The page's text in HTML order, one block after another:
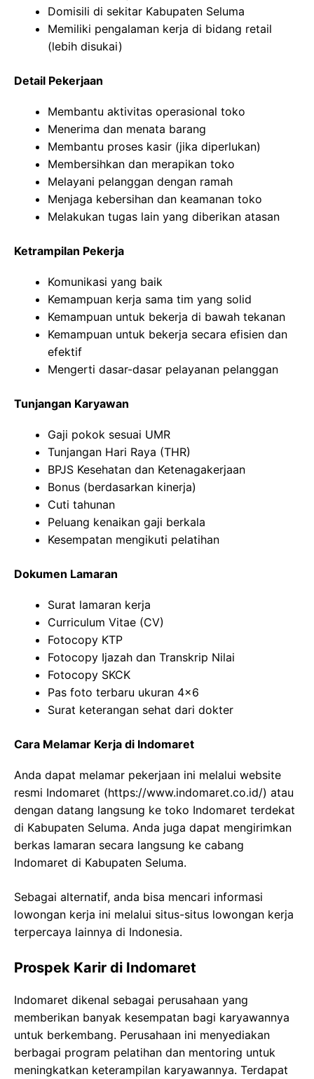
Domisili di sekitar Kabupaten Seluma
Memiliki pengalaman kerja di bidang retail
(lebih disukai)
Detail Pekerjaan
Membantu aktivitas operasional toko
Menerima dan menata barang
Membantu proses kasir (jika diperlukan)
Membersihkan dan merapikan toko
Melayani pelanggan dengan ramah
Menjaga kebersihan dan keamanan toko
Melakukan tugas lain yang diberikan atasan
Ketrampilan Pekerja
Komunikasi yang baik
Kemampuan kerja sama tim yang solid
Kemampuan untuk bekerja di bawah tekanan
Kemampuan untuk bekerja secara efisien dan
efektif
Mengerti dasar-dasar pelayanan pelanggan
Tunjangan Karyawan
Gaji pokok sesuai UMR
Tunjangan Hari Raya (THR)
BPJS Kesehatan dan Ketenagakerjaan
Bonus (berdasarkan kinerja)
Cuti tahunan
Peluang kenaikan gaji berkala
Kesempatan mengikuti pelatihan
Dokumen Lamaran
Surat lamaran kerja
Curriculum Vitae (CV)
Fotocopy KTP
Fotocopy Ijazah dan Transkrip Nilai
Fotocopy SKCK
Pas foto terbaru ukuran 4×6
Surat keterangan sehat dari dokter
Cara Melamar Kerja di Indomaret
Anda dapat melamar pekerjaan ini melalui website
resmi Indomaret (https://www.indomaret.co.id/) atau
dengan datang langsung ke toko Indomaret terdekat
di Kabupaten Seluma. Anda juga dapat mengirimkan
berkas lamaran secara langsung ke cabang
Indomaret di Kabupaten Seluma.
Sebagai alternatif, anda bisa mencari informasi
lowongan kerja ini melalui situs-situs lowongan kerja
terpercaya lainnya di Indonesia.
Prospek Karir di Indomaret
Indomaret dikenal sebagai perusahaan yang
memberikan banyak kesempatan bagi karyawannya
untuk berkembang. Perusahaan ini menyediakan
berbagai program pelatihan dan mentoring untuk
meningkatkan keterampilan karyawannya. Terdapat